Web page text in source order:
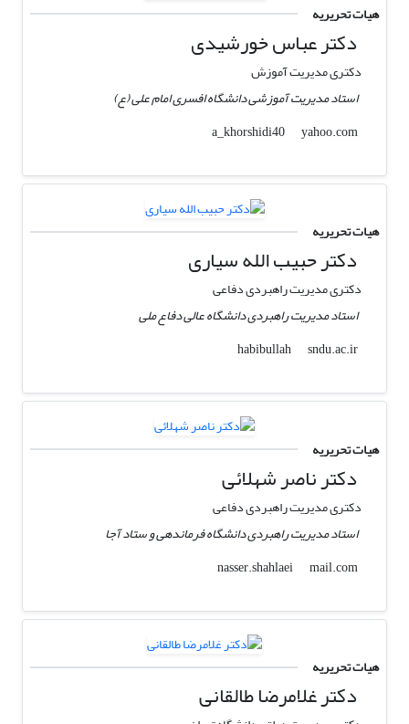
هیات تحریریه
دکتر عباس خورشیدی
دکتری مدیریت آموزش
استاد مدیریت آموزشی دانشگاه افسری امام علی (ع)
a_khorshidi40
yahoo.com
هیات تحریریه
دکتر حبیب الله سیاری
دکتری مدیریت راهبردی دفاعی
استاد مدیریت راهبردی دانشگاه عالی دفاع ملی
habibullah
sndu.ac.ir
هیات تحریریه
دکتر ناصر شهلائی
دکتری مدیریت راهبردی دفاعی
استاد مدیریت راهبردی دانشگاه فرماندهی و ستاد آجا
nasser.shahlaei
mail.com
هیات تحریریه
دکتر غلامرضا طالقانی